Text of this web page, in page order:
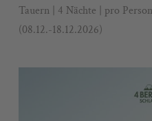
Tauern | 4 Nächte | pro
(08.12.-18.12.2026)